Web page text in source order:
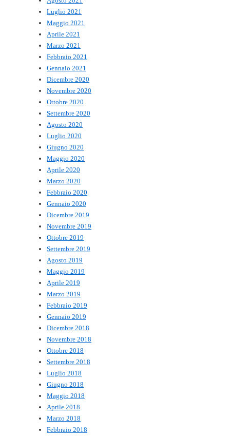
Luglio 2021
Maggio 2021
Aprile 2021
Marzo 2021
Febbraio 2021
Gennaio 2021
Dicembre 2020
Novembre 2020
Ottobre 2020
Settembre 2020
Agosto 2020
Luglio 2020
Giugno 2020
Maggio 2020
Aprile 2020
Marzo 2020
Febbraio 2020
Gennaio 2020
Dicembre 2019
Novembre 2019
Ottobre 2019
Settembre 2019
Agosto 2019
Maggio 2019
Aprile 2019
Marzo 2019
Febbraio 2019
Gennaio 2019
Dicembre 2018
Novembre 2018
Ottobre 2018
Settembre 2018
Luglio 2018
Giugno 2018
Maggio 2018
Aprile 2018
Marzo 2018
Febbraio 2018